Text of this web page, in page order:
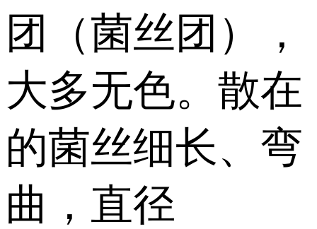
团（菌丝团），
大多无色。散在
的菌丝细长、弯
曲，直径